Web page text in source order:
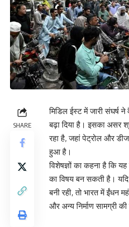
SHARE
मिडिल ईस्ट में जारी संघर्ष
बढ़ा दिया है। इसका असर
रहा है, जहां पेट्रोल और
हुआ है।
विशेषज्ञों का कहना है कि
का विषय बन सकती है।
बनी रही, तो भारत में ईंधन
और अन्य निर्माण सामग्री